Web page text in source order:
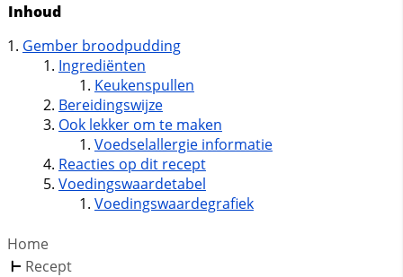
Inhoud
Gember broodpudding
Ingrediënten
Keukenspullen
Bereidingswijze
Ook lekker om te maken
Voedselallergie informatie
Reacties op dit recept
Voedingswaardetabel
Voedingswaardegrafiek
Home
Recept